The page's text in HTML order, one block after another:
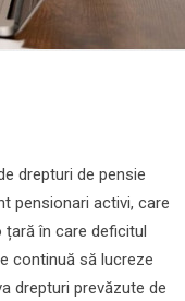
drepturi de pensie
pensionari activi, care
țară în care deficitul
continuă să lucreze
drepturi prevăzute de